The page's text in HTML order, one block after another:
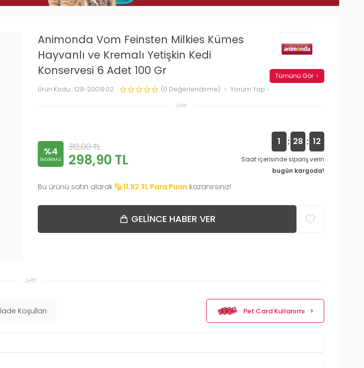
Animonda Vom Feinsten Milkies Kümes
Hayvanlı ve Kremalı Yetişkin Kedi
Konservesi 6 Adet 100 Gr
Ürün Kodu : 128-20019.02 (0 Değerlendirme) Yorum Yap
Tümünü Gör
%4
INDIRIMLI
312,00TL
298,90 TL
1 : 28 : 11
Saat içerisinde sipariş verin
bugün kargoda!
Bu ürünü satın alarak 11.92 TL Para Puan kazanırsınız!
GELINCE HABER VER
İade Koşulları Pet Card Kullanımı